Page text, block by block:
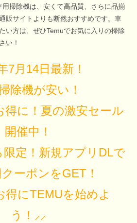
用掃除機は、安くて高品質、さらに品揃
販サイトよりも断然おすすめです。車
い方は、ぜひTemuでお気に入りの掃除
い！
7月14日最新！
除機が安い！
得に！夏の激安セール
開催中！
定！新規アプリDLで
ーポンをGET！
得にTEMUを始めよ
う！⸝⸝